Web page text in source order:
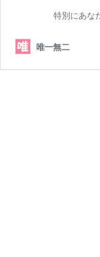
特別にあなただ
唯一無二